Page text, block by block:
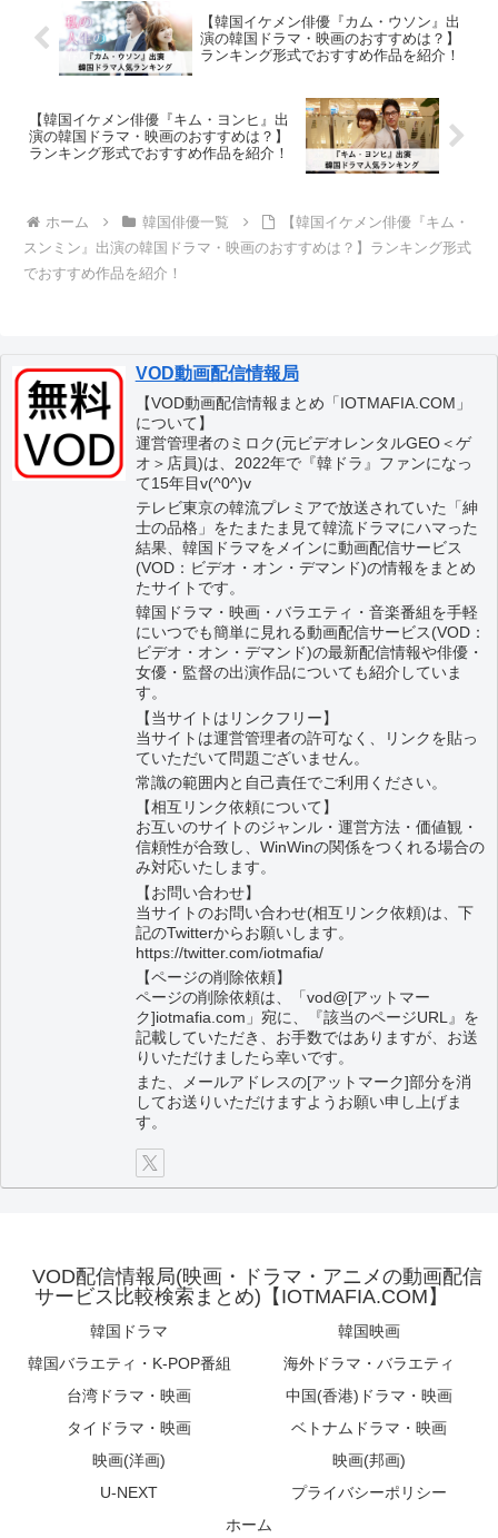
【韓国イケメン俳優『カム・ウソン』出
演の韓国ドラマ・映画のおすすめは？】
ランキング形式でおすすめ作品を紹介！
【韓国イケメン俳優『キム・ヨンヒ』出
演の韓国ドラマ・映画のおすすめは？】
ランキング形式でおすすめ作品を紹介！
ホーム 韓国俳優一覧
【韓国イケメン俳優『キム・
スンミン』出演の韓国ドラマ・映画のおすすめは？】ランキング形式
でおすすめ作品を紹介！
VOD動画配信情報局
【VOD動画配信情報まとめ「IOTMAFIA.COM」
について】
運営管理者のミロク(元ビデオレンタルGEO＜ゲ
オ＞店員)は、2022年で『韓ドラ』ファンになっ
て15年目v(^0^)v
テレビ東京の韓流プレミアで放送されていた「紳
士の品格」をたまたま見て韓流ドラマにハマった
結果、韓国ドラマをメインに動画配信サービス
(VOD：ビデオ・オン・デマンド)の情報をまとめ
たサイトです。
韓国ドラマ・映画・バラエティ・音楽番組を手軽
にいつでも簡単に見れる動画配信サービス(VOD：
ビデオ・オン・デマンド)の最新配信情報や俳優・
女優・監督の出演作品についても紹介していま
す。
【当サイトはリンクフリー】
当サイトは運営管理者の許可なく、リンクを貼っ
ていただいて問題ございません。
常識の範囲内と自己責任でご利用ください。
【相互リンク依頼について】
お互いのサイトのジャンル・運営方法・価値観・
信頼性が合致し、WinWinの関係をつくれる場合の
み対応いたします。
【お問い合わせ】
当サイトのお問い合わせ(相互リンク依頼)は、下
記のTwitterからお願いします。
https://twitter.com/iotmafia/
【ページの削除依頼】
ページの削除依頼は、「vod@[アットマー
ク]iotmafia.com」宛に、『該当のページURL』を
記載していただき、お手数ではありますが、お送
りいただけましたら幸いです。
また、メールアドレスの[アットマーク]部分を消
してお送りいただけますようお願い申し上げま
す。
VOD配信情報局(映画・ドラマ・アニメの動画配信
サービス比較検索まとめ)【IOTMAFIA.COM】
韓国ドラマ
韓国映画
韓国バラエティ・K-POP番組
海外ドラマ・バラエティ
台湾ドラマ・映画
中国(香港)ドラマ・映画
タイドラマ・映画
ベトナムドラマ・映画
映画(洋画)
映画(邦画)
U-NEXT
プライバシーポリシー
ホーム